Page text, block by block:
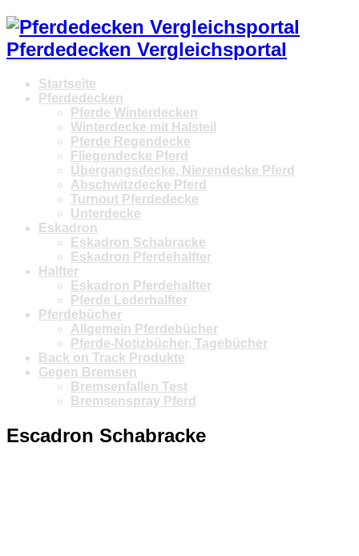
Pferdedecken Vergleichsportal
Startseite
Pferdedecken
Pferde Winterdecken
Winterdecke mit Halsteil
Pferde Regendecke
Fliegendecke Pferd
Übergangsdecke, Nierendecke Pferd
Abschwitzdecke Pferd
Turnout Pferdedecke
Unterdecke
Eskadron
Eskadron Schabracke
Eskadron Pferdehalfter
Halfter
Eskadron Pferdehalfter
Pferde Lederhalfter
Pferdebücher
Allgemein Pferdebücher
Pferde-Notizbücher, Tagebücher
Back on Track Produkte
Gegen Bremsen
Bremsenfallen Test
Bremsenspray Pferd
Escadron Schabracke